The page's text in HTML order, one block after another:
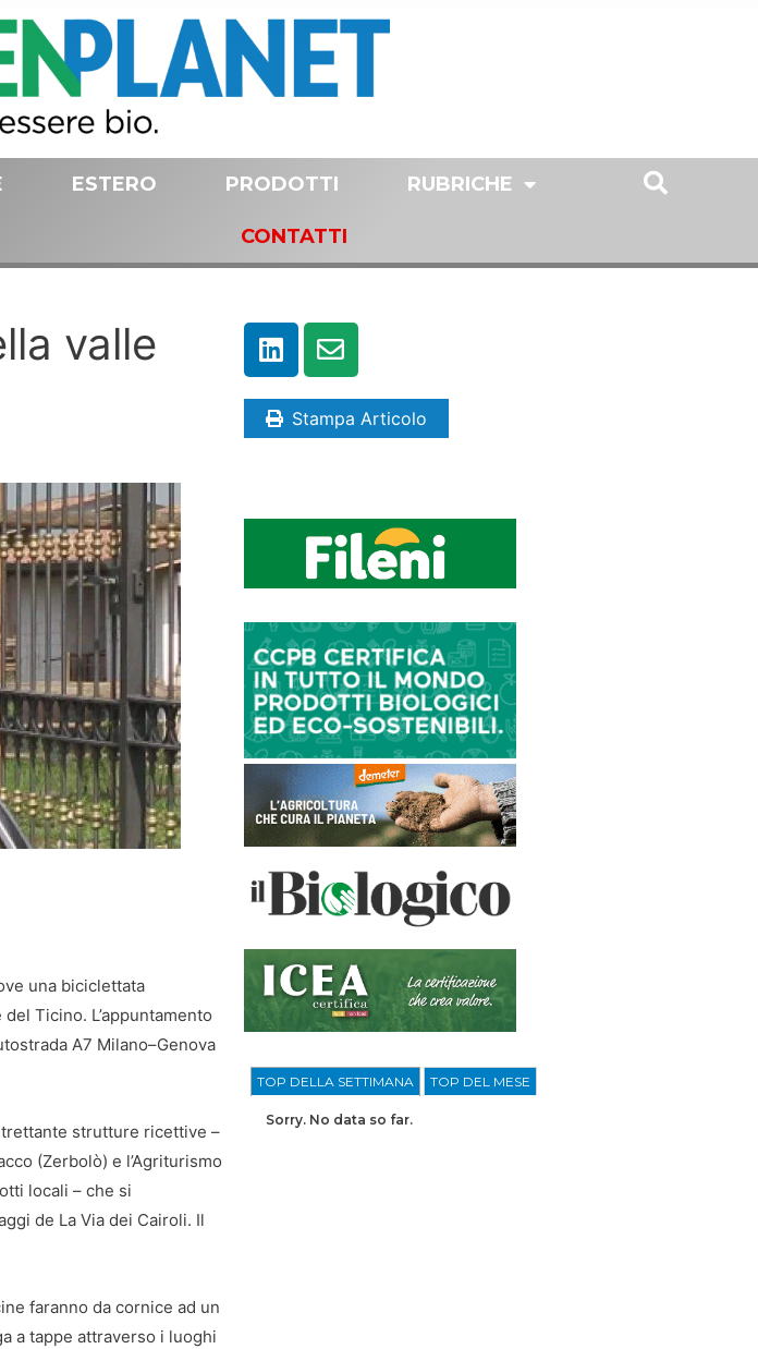
ESTERO PRODOTTI RUBRICHE
CONTATTI
valle
una biciclettata
Ticino. L’appuntamento
A7 Milano–Genova
strutture ricettive –
(Zerbolò) e l’Agriturismo
locali – che si
de La Via dei Cairoli. Il
faranno da cornice ad un
a tappe attraverso i luoghi
Stampa Articolo
TOP DELLA SETTIMANA TOP DEL MESE
Sorry. No data so far.